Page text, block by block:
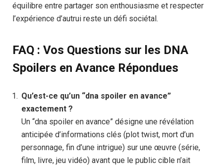
équilibre entre partager son enthousiasme et respecter
l’expérience d’autrui reste un défi sociétal.
FAQ : Vos Questions sur les DNA
Spoilers en Avance Répondues
Qu’est-ce qu’un “dna spoiler en avance”
exactement ?
Un “dna spoiler en avance” désigne une révélation
anticipée d’informations clés (plot twist, mort d’un
personnage, fin d’une intrigue) sur une œuvre (série,
film, livre, jeu vidéo) avant que le public cible n’ait